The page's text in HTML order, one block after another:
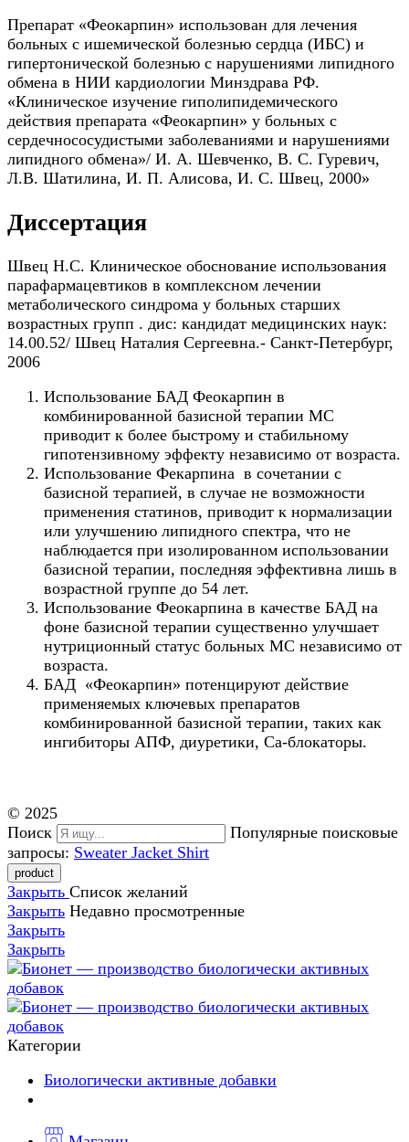
Препарат «Феокарпин» использован для лечения
больных с ишемической болезнью сердца (ИБС) и
гипертонической болезнью с нарушениями липидного
обмена в НИИ кардиологии Минздрава РФ.
«Клиническое изучение гиполипидемического
действия препарата «Феокарпин» у больных c
сердечнососудистыми заболеваниями и нарушениями
липидного обмена»/ И. А. Шевченко, В. С. Гуревич,
Л.В. Шатилина, И. П. Алисова, И. С. Швец, 2000»
Диссертация
Швец Н.С. Клиническое обоснование использования
парафармацевтиков в комплексном лечении
метаболического синдрома у больных старших
возрастных групп . дис: кандидат медицинских наук:
14.00.52/ Швец Наталия Сергеевна.- Санкт-Петербург,
2006
Использование БАД Феокарпин в
комбинированной базисной терапии МС
приводит к более быстрому и стабильному
гипотензивному эффекту независимо от возраста.
Использование Фекарпина в сочетании с
базисной терапией, в случае не возможности
применения статинов, приводит к нормализации
или улучшению липидного спектра, что не
наблюдается при изолированном использовании
базисной терапии, последняя эффективна лишь в
возрастной группе до 54 лет.
Использование Феокарпина в качестве БАД на
фоне базисной терапии существенно улучшает
нутриционный статус больных МС независимо от
возраста.
БАД «Феокарпин» потенцируют действие
применяемых ключевых препаратов
комбинированной базисной терапии, таких как
ингибиторы АПФ, диуретики, Са-блокаторы.
© 2025
Поиск
Популярные поисковые
запросы: Sweater Jacket Shirt
Закрыть Список желаний
Закрыть Недавно просмотренные
Закрыть
Закрыть
Категории
Биологически активные добавки